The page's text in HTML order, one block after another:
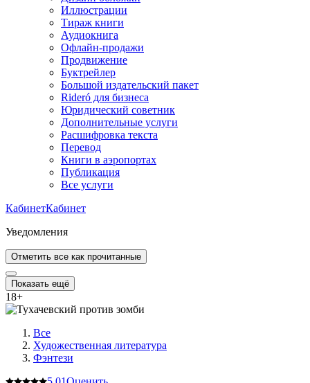
Иллюстрации
Тираж книги
Аудиокнига
Офлайн-продажи
Продвижение
Буктрейлер
Большой издательский пакет
Rideró для бизнеса
Юридический советник
Дополнительные услуги
Расшифровка текста
Перевод
Книги в аэропортах
Публикация
Все услуги
КабинетКабинет
Уведомления
Отметить все как прочитанные
Показать ещё
18+
Все
Художественная литература
Фэнтези